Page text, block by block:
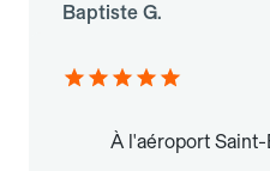
Baptiste G.
À l'aéroport Saint-